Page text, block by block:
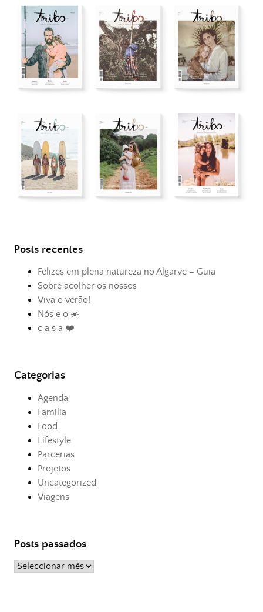
Posts recentes
Felizes em plena natureza no Algarve – Guia
Sobre acolher os nossos
Viva o verão!
Nós e o ☀️
c a s a ❤️
Categorias
Agenda
Família
Food
Lifestyle
Parcerias
Projetos
Uncategorized
Viagens
Posts passados
Posts